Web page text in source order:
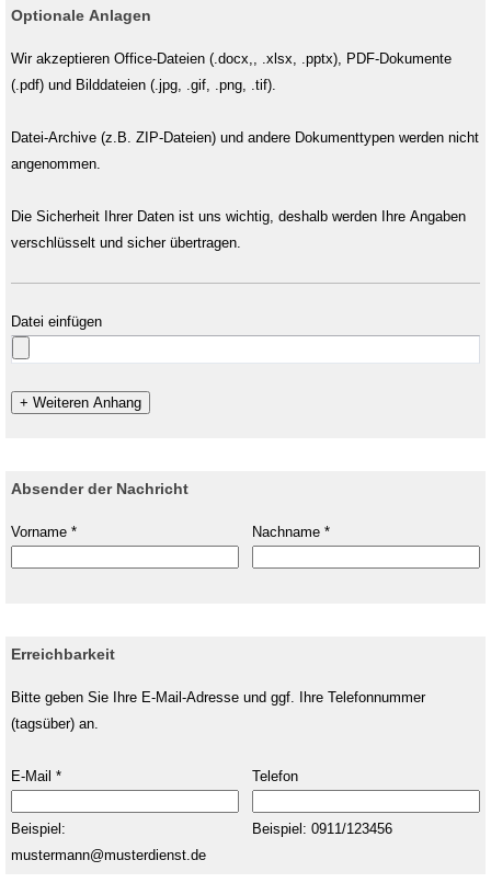
Optionale Anlagen
Wir akzeptieren Office-Dateien (.docx,, .xlsx, .pptx), PDF-Dokumente
(.pdf) und Bilddateien (.jpg, .gif, .png, .tif).
Datei-Archive (z.B. ZIP-Dateien) und andere Dokumenttypen werden nicht
angenommen.
Die Sicherheit Ihrer Daten ist uns wichtig, deshalb werden Ihre Angaben
verschlüsselt und sicher übertragen.
Datei einfügen
+ Weiteren Anhang
Absender der Nachricht
Vorname * Nachname *
Erreichbarkeit
Bitte geben Sie Ihre E-Mail-Adresse und ggf. Ihre Telefonnummer
(tagsüber) an.
E-Mail *
Beispiel:
mustermann@musterdienst.de
Telefon
Beispiel: 0911/123456